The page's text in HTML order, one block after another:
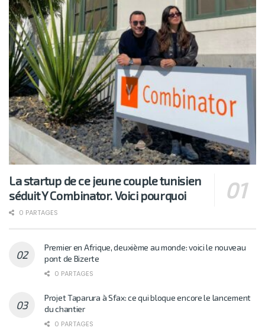
La startup de ce jeune couple tunisien
séduit Y Combinator. Voici pourquoi
0 PARTAGES
Premier en Afrique, deuxième au monde: voici le nouveau
pont de Bizerte
0 PARTAGES
Projet Taparura à Sfax: ce qui bloque encore le lancement
du chantier
0 PARTAGES